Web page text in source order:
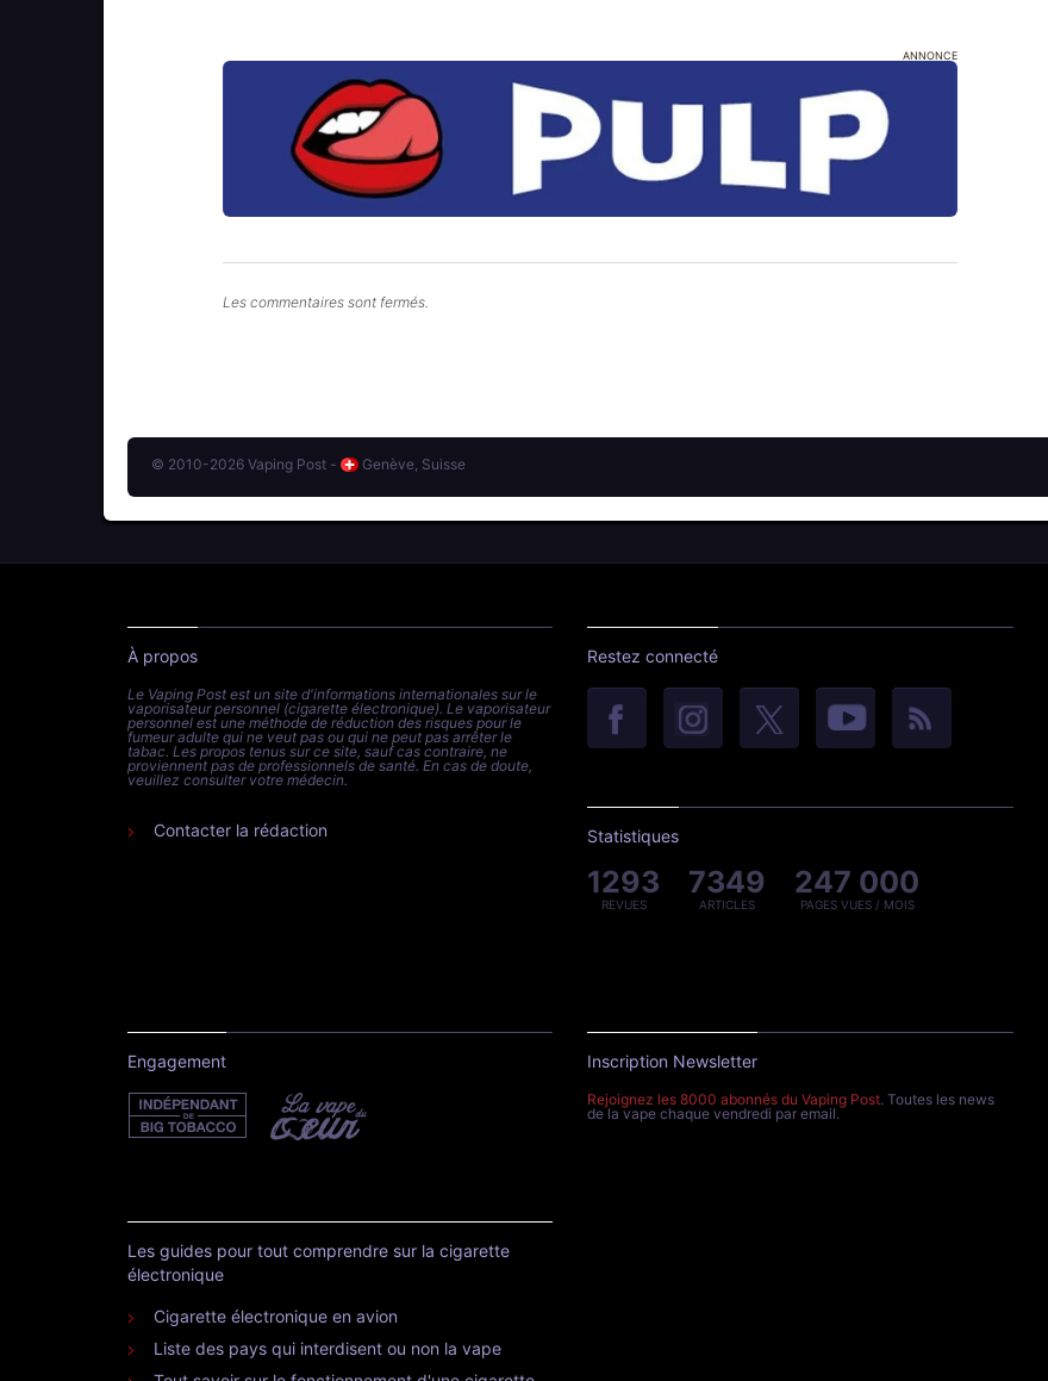
ANNONCE
Les commentaires sont fermés.
© 2010-2026 Vaping Post - Genève, Suisse
À propos
Le Vaping Post est un site d'informations internationales sur le
vaporisateur personnel (cigarette électronique). Le vaporisateur
personnel est une méthode de réduction des risques pour le
fumeur adulte qui ne veut pas ou qui ne peut pas arrêter le
tabac. Les propos tenus sur ce site, sauf cas contraire, ne
proviennent pas de professionnels de santé. En cas de doute,
veuillez consulter votre médecin.
Contacter la rédaction
Restez connecté
Statistiques
1293
REVUES
7349
ARTICLES
247 000
PAGES VUES / MOIS
Engagement
Les guides pour tout comprendre sur la cigarette
électronique
Cigarette électronique en avion
Liste des pays qui interdisent ou non la vape
Inscription Newsletter
Rejoignez les 8000 abonnés du Vaping Post. Toutes les news
de la vape chaque vendredi par email.